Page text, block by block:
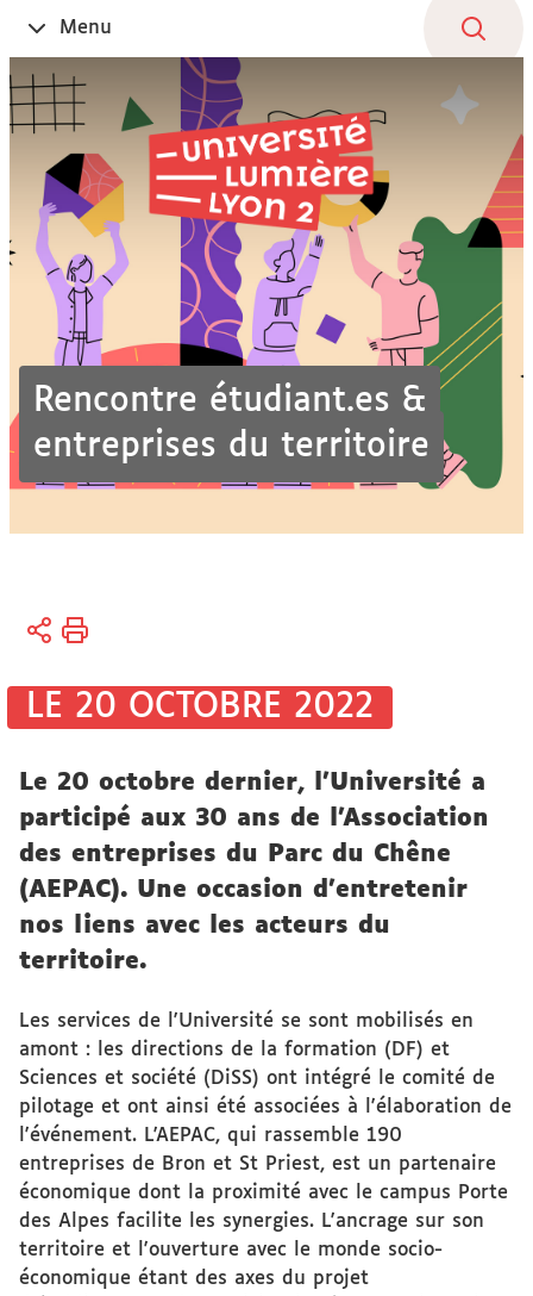
Ouvrir
le
Menu
Rencontre étudiant.es &
entreprises du territoire
Vous
Accueil
et société
Actualités
LE 20 OCTOBRE 2022
Le 20 octobre dernier, l'Université a
participé aux 30 ans de l’Association
des entreprises du Parc du Chêne
(AEPAC). Une occasion d'entretenir
nos liens avec les acteurs du
territoire.
Les services de l'Université se sont mobilisés en
amont : les directions de la formation (DF) et
Sciences et société (DiSS) ont intégré le comité de
pilotage et ont ainsi été associées à l'élaboration de
l'événement. L'AEPAC, qui rassemble 190
entreprises de Bron et St Priest, est un partenaire
économique dont la proximité avec le campus Porte
des Alpes facilite les synergies. L'ancrage sur son
territoire et l'ouverture avec le monde socio-
économique étant des axes du projet